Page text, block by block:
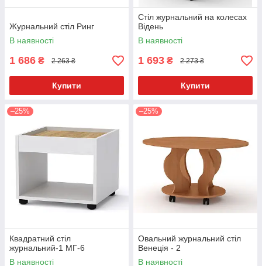
Журнальний стіл Ринг
В наявності
1 686 ₴ 2 263 ₴
Купити
Стіл журнальний на колесах
Відень
В наявності
1 693 ₴ 2 273 ₴
Купити
–25%
Квадратний стіл
журнальний-1 МГ-6
В наявності
–25%
Овальний журнальний стіл
Венеція - 2
В наявності